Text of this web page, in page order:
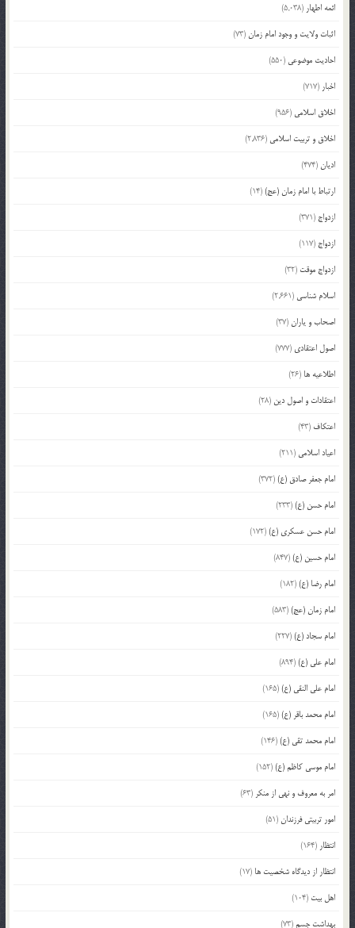
ائمه اطهار (5,038)
اثبات ولایت و وجود امام زمان(73)
احادیث موضوعی (550)
اخبار (717)
اخلاق اسلامی (956)
اخلاق و تربیت اسلامی (2,836)
ادیان(474)
ارتباط با امام زمان (عج)(14)
ازدواج (371)
ازدواج (117)
ازدواج موقت (32)
اسلام شناسی (2,661)
اصحاب و یاران(37)
اصول اعتقادی (777)
اطلاعیه ها (26)
اعتقادات و اصول دین (28)
اعتکاف (43)
اعیاد اسلامی (211)
امام جعفر صادق (ع)(372)
امام حسن (ع)(233)
امام حسن عسکری (ع)(172)
امام حسین (ع)(847)
امام رضا (ع)(182)
امام زمان (عج)(583)
امام سجاد (ع)(227)
امام علی (ع)(894)
امام علی النقی (ع)(165)
امام محمد باقر (ع)(165)
امام محمد تقی (ع)(146)
امام موسی کاظم (ع)(152)
امر به معروف و نهی از منکر (63)
امور تربیتی فرزندان(51)
انتظار (164)
انتظار از دیدگاه شخصیت ها (17)
اهل بیت (104)
بهداشت جسم(73)